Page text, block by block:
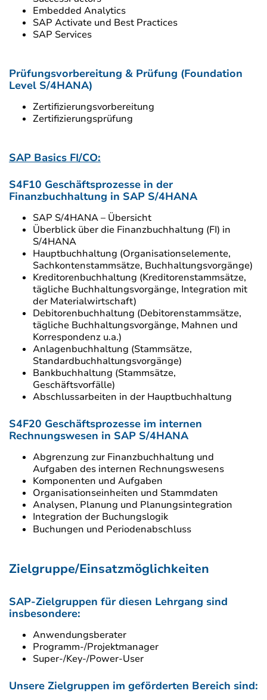
Embedded Analytics
SAP Activate und Best Practices
SAP Services
Prüfungsvorbereitung & Prüfung (Foundation
Level S/4HANA)
Zertifizierungsvorbereitung
Zertifizierungsprüfung
SAP Basics FI/CO:
S4F10 Geschäftsprozesse in der
Finanzbuchhaltung in SAP S/4HANA
SAP S/4HANA – Übersicht
Überblick über die Finanzbuchhaltung (FI) in
S/4HANA
Hauptbuchhaltung (Organisationselemente,
Sachkontenstammsätze, Buchhaltungsvorgänge)
Kreditorenbuchhaltung (Kreditorenstammsätze,
tägliche Buchhaltungsvorgänge, Integration mit
der Materialwirtschaft)
Debitorenbuchhaltung (Debitorenstammsätze,
tägliche Buchhaltungsvorgänge, Mahnen und
Korrespondenz u.a.)
Anlagenbuchhaltung (Stammsätze,
Standardbuchhaltungsvorgänge)
Bankbuchhaltung (Stammsätze,
Geschäftsvorfälle)
Abschlussarbeiten in der Hauptbuchhaltung
S4F20 Geschäftsprozesse im internen
Rechnungswesen in SAP S/4HANA
Abgrenzung zur Finanzbuchhaltung und
Aufgaben des internen Rechnungswesens
Komponenten und Aufgaben
Organisationseinheiten und Stammdaten
Analysen, Planung und Planungsintegration
Integration der Buchungslogik
Buchungen und Periodenabschluss
Zielgruppe/Einsatzmöglichkeiten
SAP-Zielgruppen für diesen Lehrgang sind
insbesondere:
Anwendungsberater
Programm-/Projektmanager
Super-/Key-/Power-User
Unsere Zielgruppen im geförderten Bereich sind: